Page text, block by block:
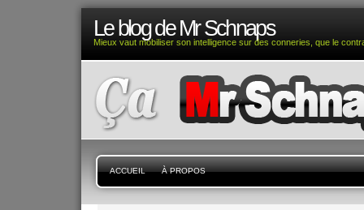
Le blog de Mr Schnaps
Mieux vaut mobiliser son intelligence sur des conneries, que le
ACCUEIL À PROPOS